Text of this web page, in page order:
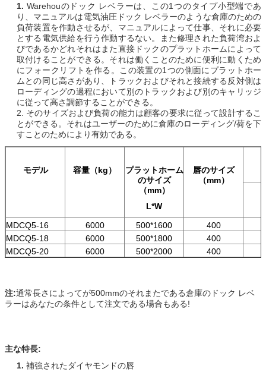
1. Warehouのドック レベラーは、この1つのタイプ小型端であ
り、マニュアルは電気油圧ドック レベラーのような倉庫のための
負荷装置を作動させるが、マニュアルによって仕事、それに必要
とする電気供給を行う作動するない。また修理された負荷湾およ
びであるかどれそれはまた直接ドックのプラットホームによって
取付けることができる。それは働くことのために便利に動くため
にフォークリフトを作る。この装置の1つの側面にプラットホー
ムとの同じ高さがあり、トラックおよびそれと接続する反対側は
ローディングの過程において別のトラックおよび別のキャリッジ
に従って高さ調節することができる。
2. そのサイズおよび負荷の能力は顧客の要求に従って設計するこ
とができる。それはユーザーのために倉庫のローディング/荷を下
すことのためにより有効である。
モデル 容量（kg）
プラットホーム
のサイズ
（mm）
L*W
唇のサイズ
（mm）
MDCQ5-16 6000 500*1600 400
MDCQ5-18
6000 500*1800 400
MDCQ5-20
6000 500*2000 400
注:通常長さによってが500mmのそれまたである倉庫のドック レベ
ラーはあなたの条件として注文である場合もある!
主な特長:
1. 補強されたダイヤモンドの唇